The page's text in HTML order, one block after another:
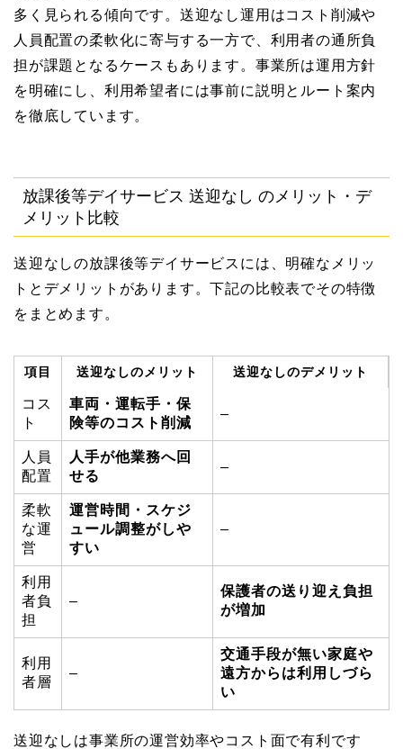
多く見られる傾向です。送迎なし運用はコスト削減や
人員配置の柔軟化に寄与する一方で、利用者の通所負
担が課題となるケースもあります。事業所は運用方針
を明確にし、利用希望者には事前に説明とルート案内
を徹底しています。
放課後等デイサービス 送迎なし のメリット・デ
メリット比較
送迎なしの放課後等デイサービスには、明確なメリッ
トとデメリットがあります。下記の比較表でその特徴
をまとめます。
項目 送迎なしのメリット 送迎なしのデメリット
コス
ト
車両・運転手・保
険等のコスト削減
–
人員
配置
人手が他業務へ回
せる
–
柔軟
な運
営
運営時間・スケジ
ュール調整がしや
すい
–
利用
者負
担
–
保護者の送り迎え負担
が増加
利用
者層
–
交通手段が無い家庭や
遠方からは利用しづら
い
送迎なしは事業所の運営効率やコスト面で有利です